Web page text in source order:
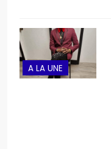
A LA UNE